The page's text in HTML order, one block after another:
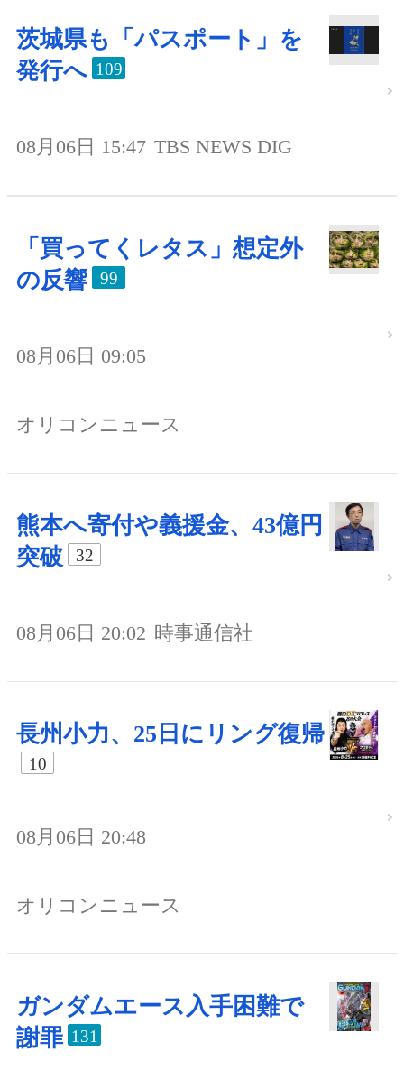
茨城県も「パスポート」を
発行へ 109
08月06日 15:47 TBS NEWS DIG
「買ってくレタス」想定外
の反響
99
08月06日 09:05
オリコンニュース
熊本へ寄付や義援金、43億円
突破
32
08月06日 20:02 時事通信社
長州小力、25日にリング復帰
10
08月06日 20:48
オリコンニュース
ガンダムエース入手困難で
謝罪 131